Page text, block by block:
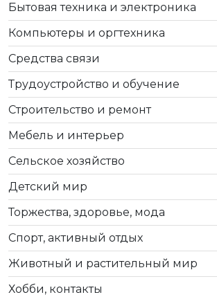
Бытовая техника и электроника
Компьютеры и оргтехника
Средства связи
Трудоустройство и обучение
Строительство и ремонт
Мебель и интерьер
Сельское хозяйство
Детский мир
Торжества, здоровье, мода
Спорт, активный отдых
Животный и растительный мир
Хобби, контакты